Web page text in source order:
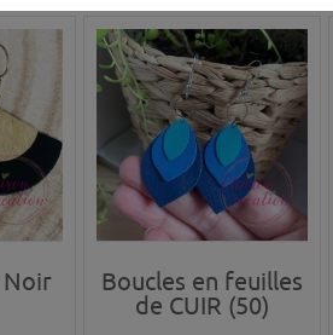
Noir
Boucles en feuilles
de CUIR (50)